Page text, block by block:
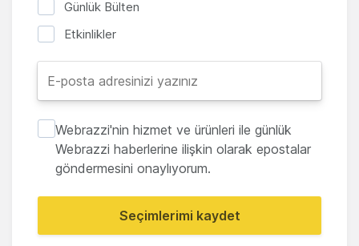
Günlük Bülten
Etkinlikler
Webrazzi'nin hizmet ve ürünleri ile günlük
Webrazzi haberlerine ilişkin olarak epostalar
göndermesini onaylıyorum.
Seçimlerimi kaydet